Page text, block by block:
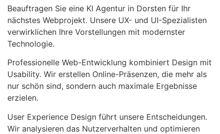
Beauftragen Sie eine KI Agentur in Dorsten für Ihr
nächstes Webprojekt. Unsere UX- und UI-Spezialisten
verwirklichen Ihre Vorstellungen mit modernster
Technologie.
Professionelle Web-Entwicklung kombiniert Design mit
Usability. Wir erstellen Online-Präsenzen, die mehr als
nur schön sind, sondern auch maximale Ergebnisse
erzielen.
User Experience Design führt unsere Entscheidungen.
Wir analysieren das Nutzerverhalten und optimieren